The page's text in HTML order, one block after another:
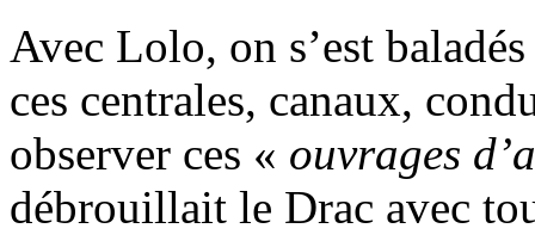
Avec Lolo, on s’est
ces centrales, canaux,
observer ces « ouvrages
débrouillait le Drac avec